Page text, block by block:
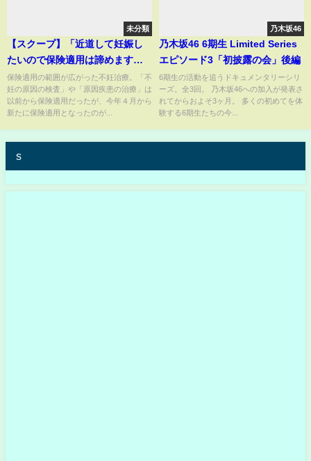
未分類
【スクープ】「近道して妊娠し
たいので保険適用は諦めます」
不妊治療の保険適用 対象外の
治療あり明暗...助成金撤廃で負担
増の人も（2022年5月25日）
保険適用の範囲が広がった不妊治療。「不
妊の原因の検査」や「原因疾患の治療」は
以前から保険適用だったが、今年４月から
新たに保険適用となったのが...
乃木坂46
乃木坂46 6期生 Limited Series
エピソード3「初披露の会」後編
6期生の活動を追うドキュメンタリーシリ
ーズ。全3回。 乃木坂46への加入が発表さ
れてからおよそ3ヶ月。 多くの初めてを体
験する6期生たちの今...
s